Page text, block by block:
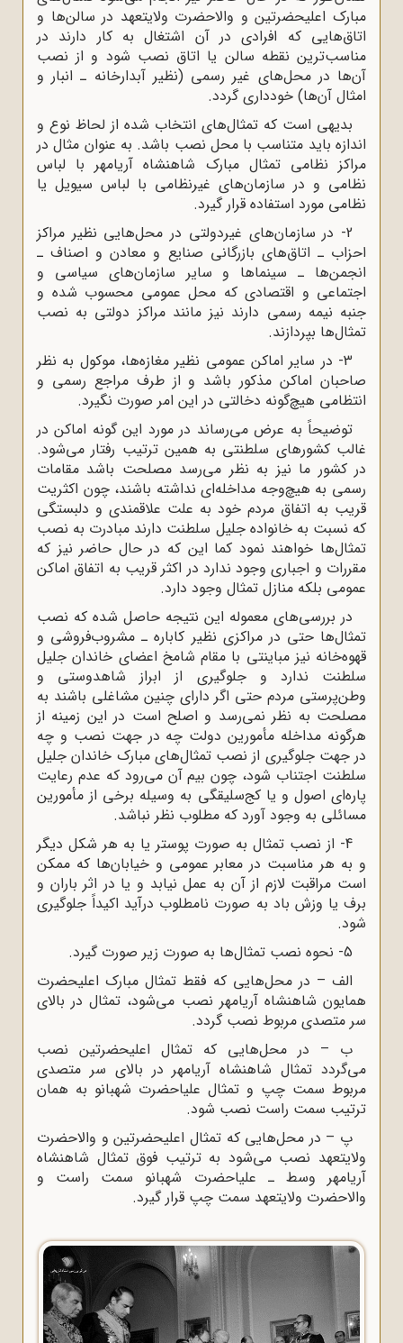
مبارک اعلیحضرتین و والاحضرت ولایتعهد در سالن‌ها و
اتاق‌هایی که افرادی در آن اشتغال به کار دارند در
مناسب‌ترین نقطه سالن یا اتاق نصب شود و از نصب
آن‌ها در محل‌های غیر رسمی (نظیر آبدارخانه ـ انبار و
امثال آن‌ها) خودداری گردد.
بدیهی است که تمثال‌های انتخاب شده از لحاظ نوع و
اندازه باید متناسب با محل نصب باشد. به عنوان مثال در
مراکز نظامی تمثال مبارک شاهنشاه آریامهر با لباس
نظامی و در سازمان‌های غیرنظامی با لباس سیویل یا
نظامی مورد استفاده قرار گیرد.
2- در سازمان‌های غیردولتی در محل‌هایی نظیر مراکز
احزاب ـ اتاق‌های بازرگانی صنایع و معادن و اصناف ـ
انجمن‌ها ـ سینماها و سایر سازمان‌های سیاسی و
اجتماعی و اقتصادی که محل عمومی محسوب شده و
جنبه نیمه رسمی دارند نیز مانند مراکز دولتی به نصب
تمثال‌ها بپردازند.
3- در سایر اماکن عمومی نظیر مغازه‌ها، موکول به نظر
صاحبان اماکن مذکور باشد و از طرف مراجع رسمی و
انتظامی هیچ‌گونه دخالتی در این امر صورت نگیرد.
توضیحاً به عرض می‌رساند در مورد این گونه اماکن در
غالب کشورهای سلطنتی به همین ترتیب رفتار می‌شود.
در کشور ما نیز به نظر می‌رسد مصلحت باشد مقامات
رسمی به هیچ‌وجه مداخله‌ای نداشته باشند، چون اکثریت
قریب به اتفاق مردم خود به علت علاقمندی و دلبستگی
که نسبت به خانواده جلیل سلطنت دارند مبادرت به نصب
تمثال‌ها خواهند نمود کما این که در حال حاضر نیز که
مقررات و اجباری وجود ندارد در اکثر قریب به اتفاق اماکن
عمومی بلکه منازل تمثال وجود دارد.
در بررسی‌های معموله این نتیجه حاصل شده که نصب
تمثال‌ها حتی در مراکزی نظیر کاباره ـ مشروب‌فروشی و
قهوه‌خانه نیز مباینتی با مقام شامخ اعضای خاندان جلیل
سلطنت ندارد و جلوگیری از ابراز شاهدوستی و
وطن‌پرستی مردم حتی اگر دارای چنین مشاغلی باشند به
مصلحت به نظر نمی‌رسد و اصلح است در این زمینه از
هرگونه مداخله مأمورین دولت چه در جهت نصب و چه
در جهت جلوگیری از نصب تمثال‌های مبارک خاندان جلیل
سلطنت اجتناب شود، چون بیم آن می‌رود که عدم رعایت
پاره‌ای اصول و یا کج‌سلیقگی به وسیله برخی از مأمورین
مسائلی به وجود آورد که مطلوب نظر نباشد.
4- از نصب تمثال به صورت پوستر یا به هر شکل دیگر
و به هر مناسبت در معابر عمومی و خیابان‌ها که ممکن
است مراقبت لازم از آن به عمل نیابد و یا در اثر باران و
برف یا وزش باد به صورت نامطلوب درآید اکیداً جلوگیری
شود.
5- نحوه نصب تمثال‌ها به صورت زیر صورت گیرد.
الف – در محل‌هایی که فقط تمثال مبارک اعلیحضرت
همایون شاهنشاه آریامهر نصب می‌شود، تمثال در بالای
سر متصدی مربوط نصب گردد.
ب – در محل‌هایی که تمثال اعلیحضرتین نصب
می‌گردد تمثال شاهنشاه آریامهر در بالای سر متصدی
مربوط سمت چپ و تمثال علیاحضرت شهبانو به همان
ترتیب سمت راست نصب شود.
پ – در محل‌هایی که تمثال اعلیحضرتین و والاحضرت
ولایتعهد نصب می‌شود به ترتیب فوق تمثال شاهنشاه
آریامهر وسط ـ علیاحضرت شهبانو سمت راست و
والاحضرت ولایتعهد سمت چپ قرار گیرد.